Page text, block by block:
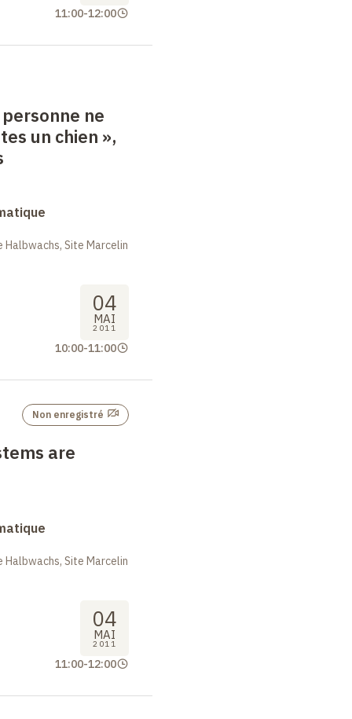
11:00-12:00
ne
un chien »,
Site Marcelin
04
MAI
2011
10:00-11:00
are
Non enregistré
Site Marcelin
04
MAI
2011
11:00-12:00